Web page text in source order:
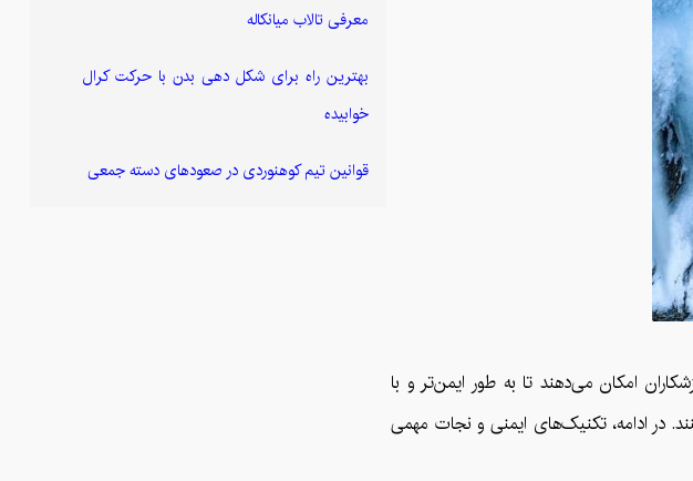
امکان می‌دهند تا به طور ایمن‌تر و با
در ادامه، تکنیک‌های ایمنی و نجات مهمی
معرفی تالاب میانکاله
بهترین راه برای شکل دهی بدن با حرکت کرال
خوابیده
قوانین تیم کوهنوردی در صعودهای دسته جمعی